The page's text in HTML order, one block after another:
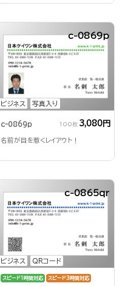
ビジネス 写真入り
c-0869p
c-0869p 100枚 3,080円
名前が目を惹くレイアウト！
ビジネス QRコード
c-0865qr
スピード1時間対応 スピード3時間対応